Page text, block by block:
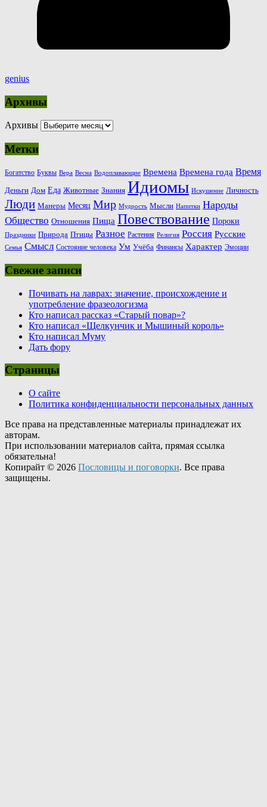
genius
Архивы
Архивы
Метки
Богатство Буквы Вера Весна Водоплавающие Времена Времена года Время
Деньги Дом Еда Животные Знания Идиомы Искушение Личность
Люди Манеры Месяц Мир Мудрость Мысли Напитки Народы
Общество Отношения Пища Повествование Пороки
Праздники Природа Птицы Разное Растения Религия Россия Русские
Семья Смысл Состояние человека Ум Учёба Финансы Характер Эмоции
Свежие записи
Почивать на лаврах: значение, происхождение и
употребление фразеологизма
Кто написал рассказ «Старый повар»?
Кто написал «Щелкунчик и Мышиный король»
Кто написал Муму
Дать фору
Страницы
О сайте
Политика конфиденциальности персональных данных
Все права на представленные материалы принадлежат их
авторам.
При использовании материалов сайта, прямая ссылка
обязательна!
Копирайт © 2026 Пословицы и поговорки. Все права
защищены.